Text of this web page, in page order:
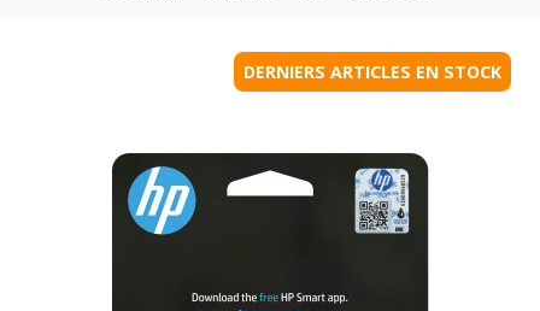
DERNIERS ARTICLES EN STOCK